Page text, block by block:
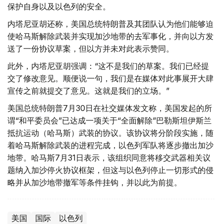
保护自身以及以色列的安全。
内塔尼亚胡还称，美国总统特朗普及其团队认为他们能够迫
使哈马斯解除武装并实现加沙地带的去军事化，并向以方发
送了一份协议草案，但以方并未对此表示赞同。
此外，内塔尼亚胡强调：“这不是我们的草案。我们已经提
交了修改意见。顺便说一句，我们是在媒体对此事展开大肆
宣传之前就提交了意见。这就是我们的立场。”
美国总统特朗普7月30日在社交媒体发文称，美国发起的所
谓“和平委员会”已达成一项关于“全面解除”巴勒斯坦伊斯兰
抵抗运动（哈马斯）武装的协议。该协议将分阶段实施，随
着哈马斯解除武装的进程完成，以色列军队将逐步撤出加沙
地带。哈马斯7月31日表示，该组织同意将移交武器相关议
题纳入加沙停火协议框架，但这与以色列停止一切形式的侵
略并从加沙地带撤军等条件挂钩，并以此为前提。
美国 国际 以色列